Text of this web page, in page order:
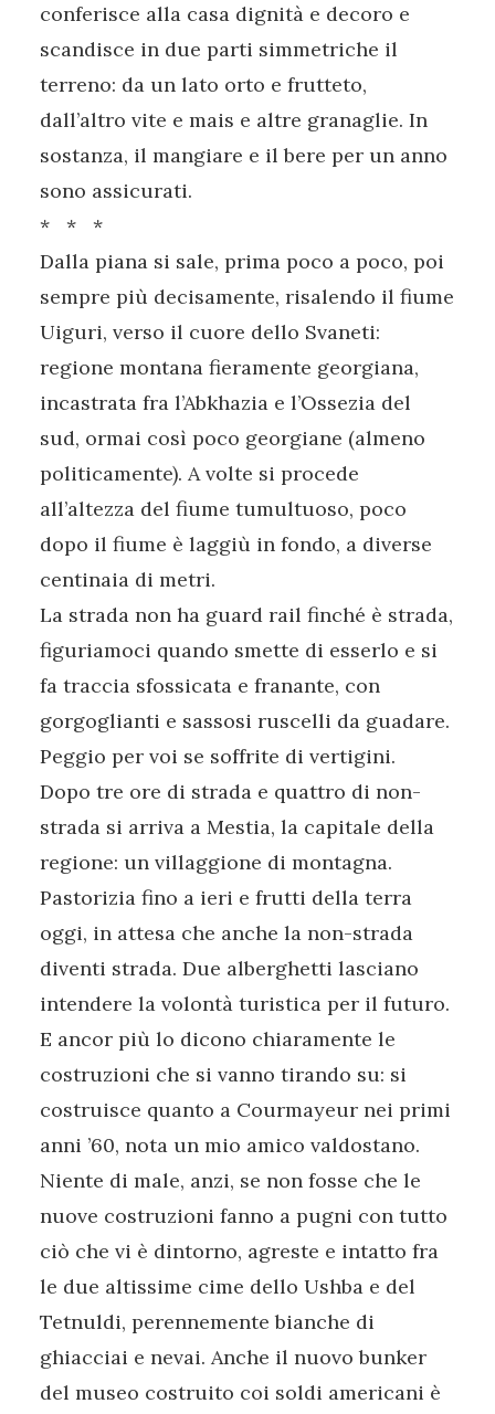
conferisce alla casa dignità e decoro e
scandisce in due parti simmetriche il
terreno: da un lato orto e frutteto,
dall’altro vite e mais e altre granaglie. In
sostanza, il mangiare e il bere per un anno
sono assicurati.
* * *
Dalla piana si sale, prima poco a poco, poi
sempre più decisamente, risalendo il fiume
Uiguri, verso il cuore dello Svaneti:
regione montana fieramente georgiana,
incastrata fra l’Abkhazia e l’Ossezia del
sud, ormai così poco georgiane (almeno
politicamente). A volte si procede
all’altezza del fiume tumultuoso, poco
dopo il fiume è laggiù in fondo, a diverse
centinaia di metri.
La strada non ha guard rail finché è strada,
figuriamoci quando smette di esserlo e si
fa traccia sfossicata e franante, con
gorgoglianti e sassosi ruscelli da guadare.
Peggio per voi se soffrite di vertigini.
Dopo tre ore di strada e quattro di non-
strada si arriva a Mestia, la capitale della
regione: un villaggione di montagna.
Pastorizia fino a ieri e frutti della terra
oggi, in attesa che anche la non-strada
diventi strada. Due alberghetti lasciano
intendere la volontà turistica per il futuro.
E ancor più lo dicono chiaramente le
costruzioni che si vanno tirando su: si
costruisce quanto a Courmayeur nei primi
anni ’60, nota un mio amico valdostano.
Niente di male, anzi, se non fosse che le
nuove costruzioni fanno a pugni con tutto
ciò che vi è dintorno, agreste e intatto fra
le due altissime cime dello Ushba e del
Tetnuldi, perennemente bianche di
ghiacciai e nevai. Anche il nuovo bunker
del museo costruito coi soldi americani è